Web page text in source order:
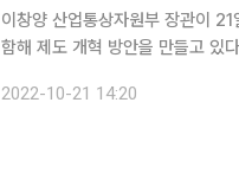
이창양 산업통상자원부 장관이
함해 제도 개혁 방안을 만들고 있다”고 밝혔다. 이 장관은 이날 국회 산업
2022-10-21 14:20